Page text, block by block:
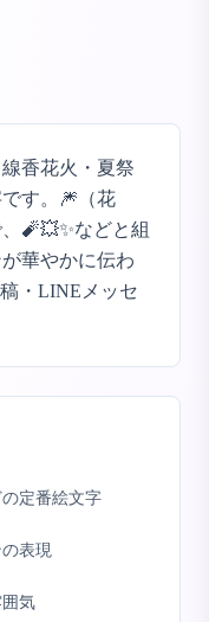
香花火・夏祭
す。🎆（花
🧨💥✨などと組
華やかに伝わ
・LINEメッセ
定番絵文字
表現
気